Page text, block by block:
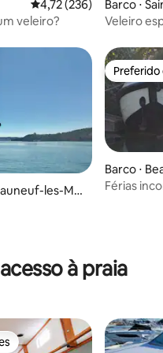
4,72 de uma avaliação
4,72 (236)
veleiro?
Barco ⋅
Mer
Veleiro
les-Mar
Barco ⋅
Férias
à praia
dos hóspedes